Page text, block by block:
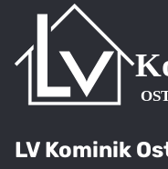
LV Kominik